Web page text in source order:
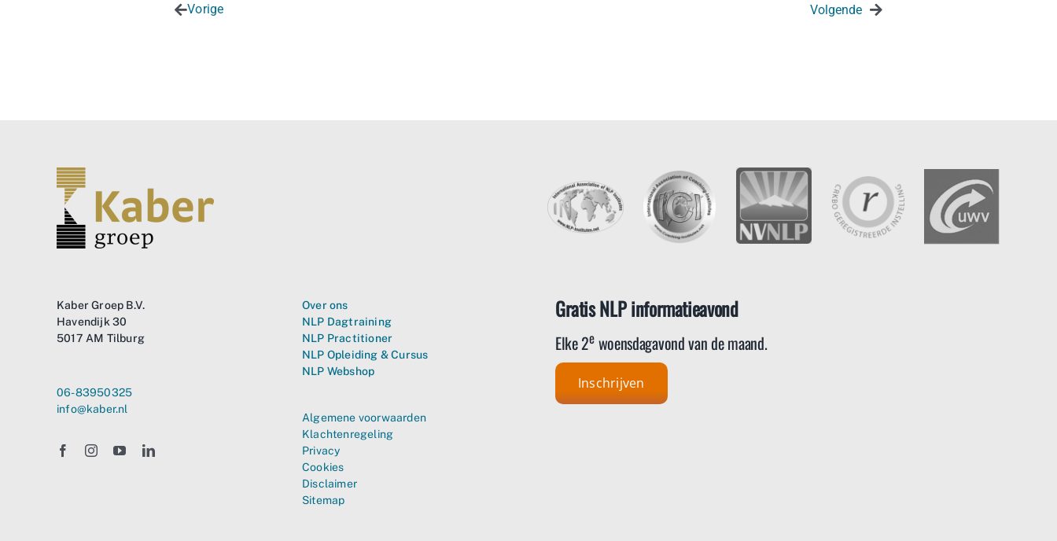
Vorige
Kaber Groep B.V.
Havendijk 30
5017 AM Tilburg
06-83950325
info@kaber.nl
Over ons
NLP Dagtraining
NLP Practitioner
NLP Opleiding & Cursus
NLP Webshop
Algemene voorwaarden
Klachtenregeling
Privacy
Cookies
Disclaimer
Sitemap
Gratis NLP informatieavond
Elke 2ewoensdagavond van de maand.
Inschrijven